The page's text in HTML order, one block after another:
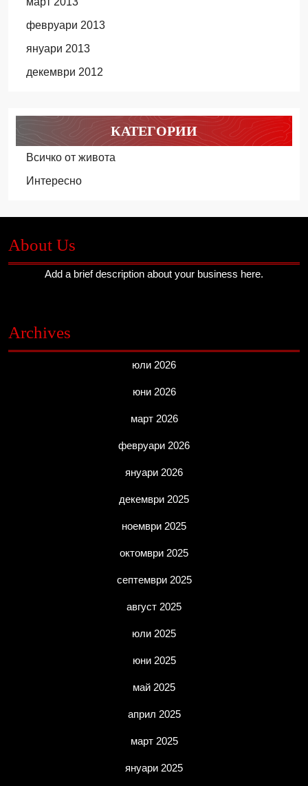
февруари 2013
януари 2013
декември 2012
КАТЕГОРИИ
Всичко от живота
Интересно
About Us
Add a brief description about your business here.
Archives
юли 2026
юни 2026
март 2026
февруари 2026
януари 2026
декември 2025
ноември 2025
октомври 2025
септември 2025
август 2025
юли 2025
юни 2025
май 2025
април 2025
март 2025
януари 2025